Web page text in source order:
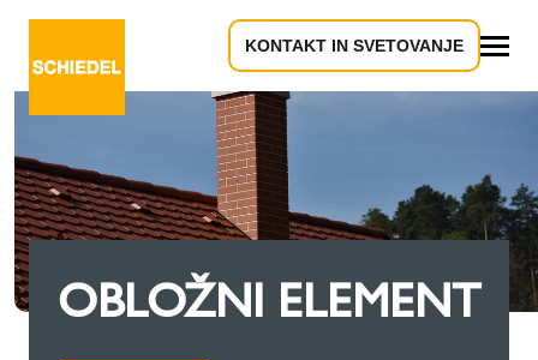
KONTAKT IN SVETOVANJE
OBLOŽNI ELEMENT